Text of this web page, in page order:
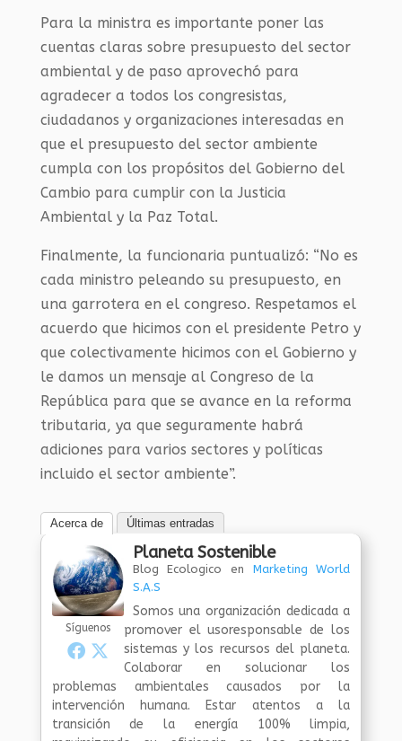
Para la ministra es importante poner las
cuentas claras sobre presupuesto del sector
ambiental y de paso aprovechó para
agradecer a todos los congresistas,
ciudadanos y organizaciones interesadas en
que el presupuesto del sector ambiente
cumpla con los propósitos del Gobierno del
Cambio para cumplir con la Justicia
Ambiental y la Paz Total.
Finalmente, la funcionaria puntualizó: “No es
cada ministro peleando su presupuesto, en
una garrotera en el congreso. Respetamos el
acuerdo que hicimos con el presidente Petro y
que colectivamente hicimos con el Gobierno y
le damos un mensaje al Congreso de la
República para que se avance en la reforma
tributaria, ya que seguramente habrá
adiciones para varios sectores y políticas
incluido el sector ambiente”.
Acerca de Últimas entradas
Síguenos
Planeta Sostenible
Blog Ecologico en Marketing World
S.A.S
Somos una organización dedicada a
promover el usoresponsable de los
sistemas y los recursos del planeta.
Colaborar en solucionar los
problemas ambientales causados por la
intervención humana. Estar atentos a la
transición de la energía 100% limpia,